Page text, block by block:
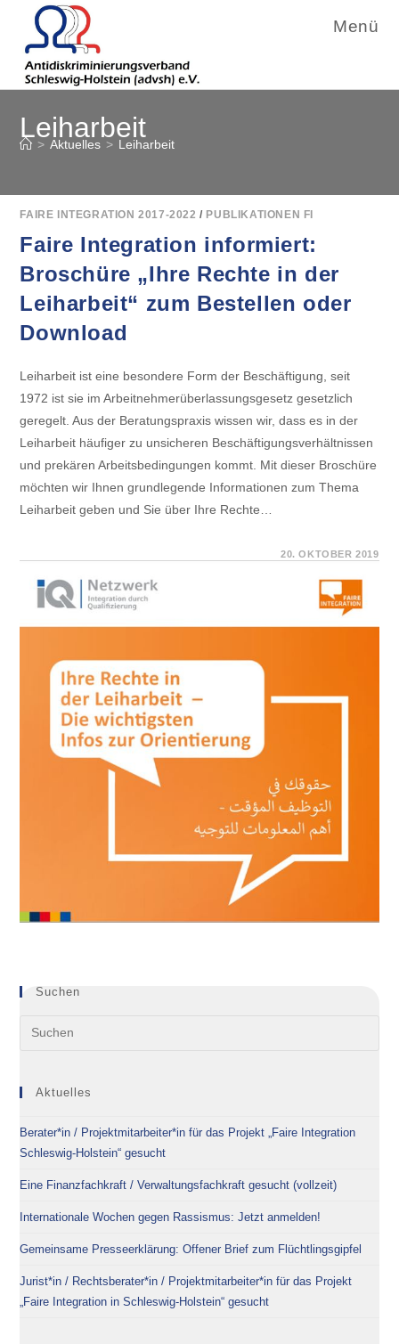
Inhalt
springen
Menü
Leiharbeit
> Aktuelles > Leiharbeit
FAIRE INTEGRATION 2017-2022 / PUBLIKATIONEN FI
Faire Integration informiert:
Broschüre „Ihre Rechte in der
Leiharbeit“ zum Bestellen oder
Download
Leiharbeit ist eine besondere Form der Beschäftigung, seit
1972 ist sie im Arbeitnehmerüberlassungsgesetz gesetzlich
geregelt. Aus der Beratungspraxis wissen wir, dass es in der
Leiharbeit häufiger zu unsicheren Beschäftigungsverhältnissen
und prekären Arbeitsbedingungen kommt. Mit dieser Broschüre
möchten wir Ihnen grundlegende Informationen zum Thema
Leiharbeit geben und Sie über Ihre Rechte…
FAIRE
LEIHARBEIT“
DOWNLOAD
20. OKTOBER 2019
Suchen
Aktuelles
Berater*in / Projektmitarbeiter*in für das Projekt „Faire Integration
Schleswig-Holstein“ gesucht
Eine Finanzfachkraft / Verwaltungsfachkraft gesucht (vollzeit)
Internationale Wochen gegen Rassismus: Jetzt anmelden!
Gemeinsame Presseerklärung: Offener Brief zum Flüchtlingsgipfel
Jurist*in / Rechtsberater*in / Projektmitarbeiter*in für das Projekt
„Faire Integration in Schleswig-Holstein“ gesucht